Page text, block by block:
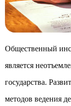
Общественный
является
государства.
методов ведения